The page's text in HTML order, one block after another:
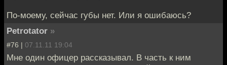
По-моему, сейчас губы нет. Или я ошибаюсь?
Petrotator »
#76 | 07.11.11 19:04
Мне один офицер рассказывал. В часть к ним